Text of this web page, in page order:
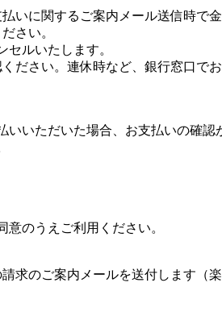
いに関するご案内メール送信時で金
さい。
ルいたします。
ださい。連休時など、銀行窓口で
いただいた場合、お支払いの確認
意のうえご利用ください。
求のご案内メールを送付します（